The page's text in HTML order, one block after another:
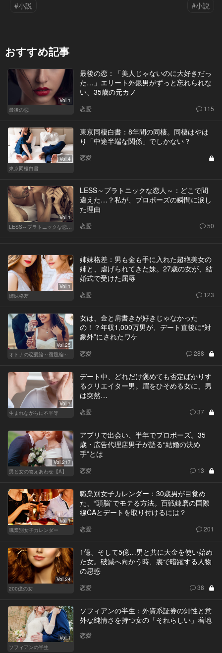
#小説 #小説
おすすめ記事
Vol.1
最後の恋
最後の恋：「美人じゃないのに大好きだっ
た…」エリート外銀男がずっと忘れられな
い、35歳の元カノ
恋愛 115
Vol.4
東京同棲白書
東京同棲白書：8年間の同棲。同棲はやは
り「中途半端な関係」でしかない？
恋愛
Vol.1
LESS～プラトニックな恋人～
LESS～プラトニックな恋人～：どこで間
違えた…？私が、プロポーズの瞬間に涙し
た理由
恋愛 50
Vol.1
姉妹格差
姉妹格差：男も金も手に入れた超絶美女の
姉と、虐げられてきた妹。27歳の女が、結
婚式で受けた屈辱
恋愛 123
Vol.25
オトナの恋愛論～宿題編～
女は、金と肩書きが好きじゃなかった
の！？年収1,000万男が、デート直後に“対
象外”にされたワケ
恋愛 288
Vol.7
生まれながらに不平等
デート中、どれだけ褒めても否定ばかりす
るクリエイター男。眉をひそめる女に、男
は突然…
恋愛 37
Vol.217
男と女の答えあわせ【A】
アプリで出会い、半年でプロポーズ。35
歳・広告代理店男子が語る“結婚の決め
手”とは
恋愛 13
Vol.1
職業別女子カレンダー
職業別女子カレンダー：30歳男が目覚め
た、“頭脳”でモテる方法。百戦錬磨の国際
線CAとデートを取り付けるには？
恋愛 201
Vol.24
200億の女
1億、そして5億…男と共に大金を使い始め
た女。破滅へ向かう時、裏で暗躍する人物
の思惑
恋愛 38
Vol.1
ソフィアンの半生
ソフィアンの半生：外資系証券の知性と意
外な純情さを持つ女の「それらしい」着地
恋愛